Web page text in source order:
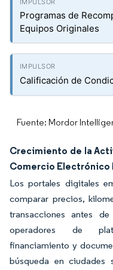
Programas de
Equipos Originales
Calificación de
Fuente: Mordor
Crecimiento de la
Comercio Electrónico
Los portales digitales
comparar precios,
transacciones antes
operadores de
financiamiento y
búsqueda en ciudades